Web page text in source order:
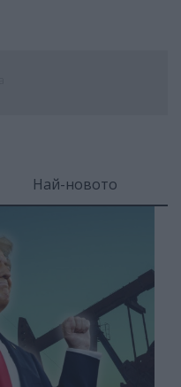
Най-новото